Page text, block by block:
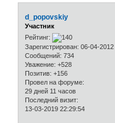
d_popovskiy
Участник
Рейтинг:
Зарегистрирован: 06-04-2012
Сообщений: 734
Уважение: +528
Позитив: +156
Провел на форуме:
29 дней 11 часов
Последний визит:
13-03-2019 22:29:54